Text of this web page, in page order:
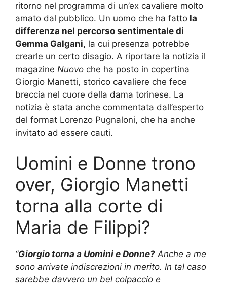
ritorno nel programma di un’ex cavaliere molto
amato dal pubblico. Un uomo che ha fatto la
differenza nel percorso sentimentale di
Gemma Galgani, la cui presenza potrebbe
crearle un certo disagio. A riportare la notizia il
magazine Nuovo che ha posto in copertina
Giorgio Manetti, storico cavaliere che fece
breccia nel cuore della dama torinese. La
notizia è stata anche commentata dall’esperto
del format Lorenzo Pugnaloni, che ha anche
invitato ad essere cauti.
Uomini e Donne trono
over, Giorgio Manetti
torna alla corte di
Maria de Filippi?
“Giorgio torna a Uomini e Donne? Anche a me
sono arrivate indiscrezioni in merito. In tal caso
sarebbe davvero un bel colpaccio e